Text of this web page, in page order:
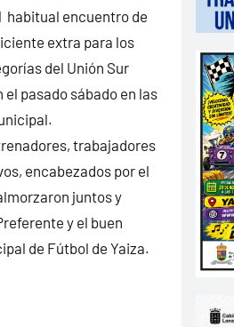
habitual encuentro de
extra para los
del Unión Sur
pasado sábado en las
trabajadores
encabezados por el
juntos y
y el buen
de Fútbol de Yaiza.